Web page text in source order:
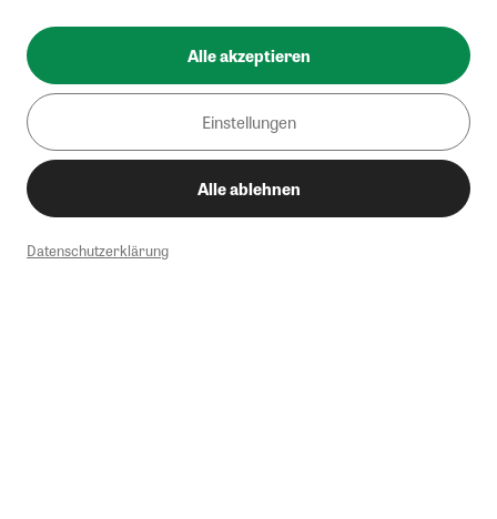
Alle akzeptieren
Einstellungen
Alle ablehnen
Datenschutzerklärung